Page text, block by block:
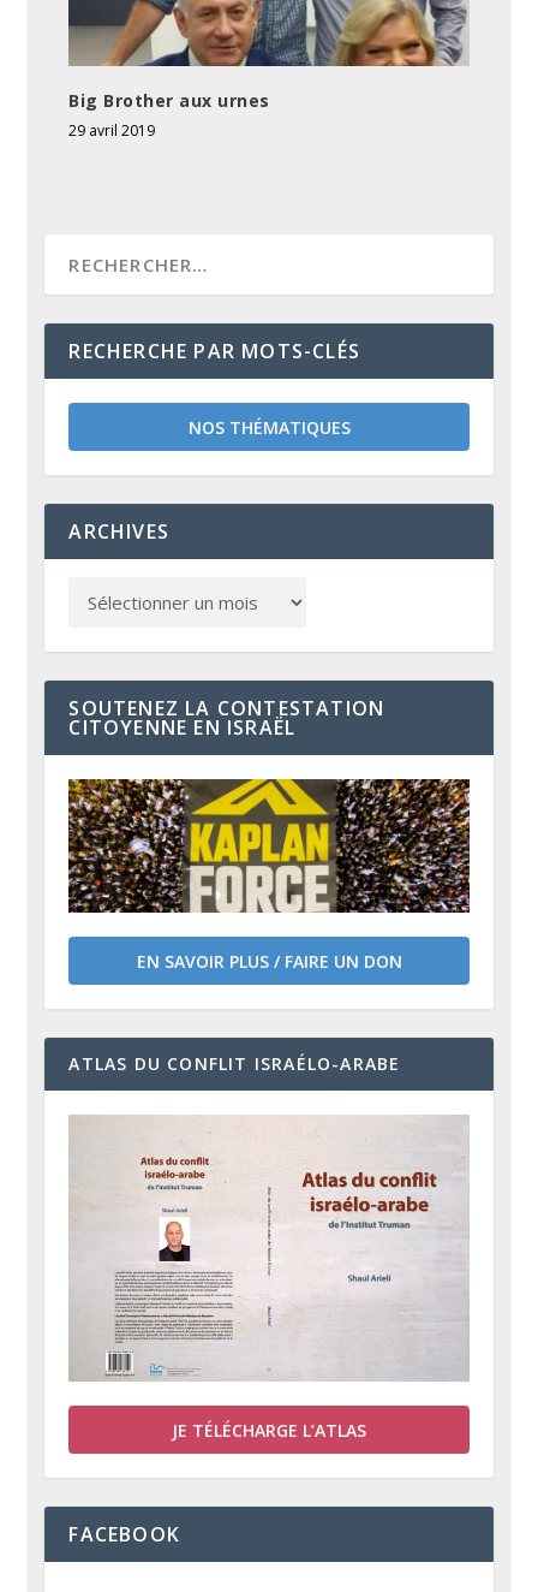
Big Brother aux urnes
29 avril 2019
RECHERCHE PAR MOTS-CLÉS
NOS THÉMATIQUES
ARCHIVES
SOUTENEZ LA CONTESTATION
CITOYENNE EN ISRAËL
EN SAVOIR PLUS / FAIRE UN DON
ATLAS DU CONFLIT ISRAÉLO-ARABE
JE TÉLÉCHARGE L’ATLAS
FACEBOOK